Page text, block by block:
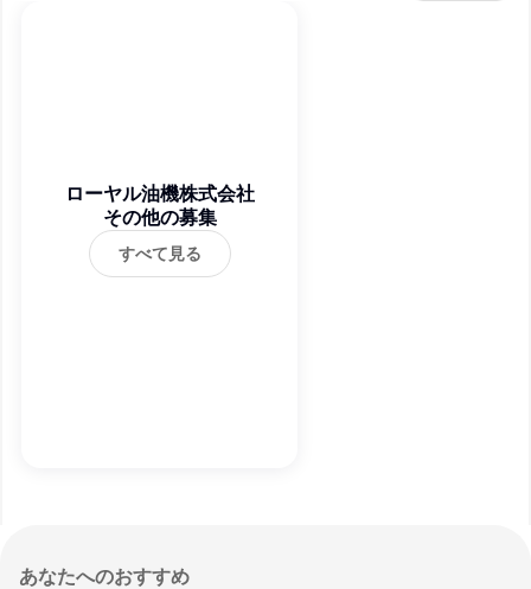
ローヤル油機株式会社
その他の募集
すべて見る
あなたへのおすすめ